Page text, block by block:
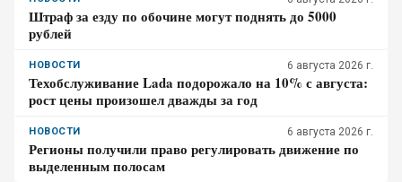
Штраф за езду по обочине могут поднять до 5000
рублей
НОВОСТИ 6 августа 2026 г.
Техобслуживание Lada подорожало на 10% с августа:
рост цены произошел дважды за год
НОВОСТИ 6 августа 2026 г.
Регионы получили право регулировать движение по
выделенным полосам